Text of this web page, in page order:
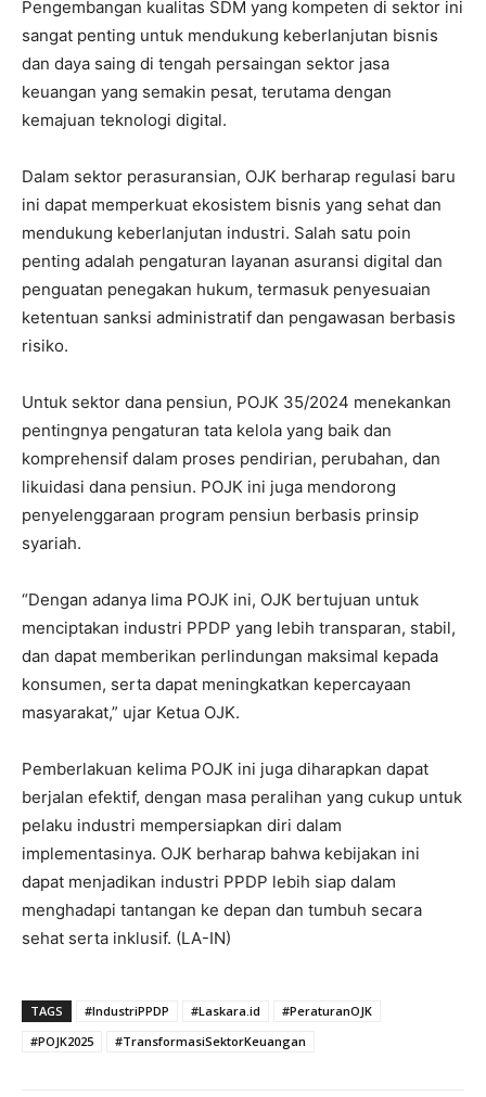
Pengembangan kualitas SDM yang kompeten di sektor ini
sangat penting untuk mendukung keberlanjutan bisnis
dan daya saing di tengah persaingan sektor jasa
keuangan yang semakin pesat, terutama dengan
kemajuan teknologi digital.
Dalam sektor perasuransian, OJK berharap regulasi baru
ini dapat memperkuat ekosistem bisnis yang sehat dan
mendukung keberlanjutan industri. Salah satu poin
penting adalah pengaturan layanan asuransi digital dan
penguatan penegakan hukum, termasuk penyesuaian
ketentuan sanksi administratif dan pengawasan berbasis
risiko.
Untuk sektor dana pensiun, POJK 35/2024 menekankan
pentingnya pengaturan tata kelola yang baik dan
komprehensif dalam proses pendirian, perubahan, dan
likuidasi dana pensiun. POJK ini juga mendorong
penyelenggaraan program pensiun berbasis prinsip
syariah.
“Dengan adanya lima POJK ini, OJK bertujuan untuk
menciptakan industri PPDP yang lebih transparan, stabil,
dan dapat memberikan perlindungan maksimal kepada
konsumen, serta dapat meningkatkan kepercayaan
masyarakat,” ujar Ketua OJK.
Pemberlakuan kelima POJK ini juga diharapkan dapat
berjalan efektif, dengan masa peralihan yang cukup untuk
pelaku industri mempersiapkan diri dalam
implementasinya. OJK berharap bahwa kebijakan ini
dapat menjadikan industri PPDP lebih siap dalam
menghadapi tantangan ke depan dan tumbuh secara
sehat serta inklusif. (LA-IN)
TAGS #IndustriPPDP #Laskara.id
#PeraturanOJK
#POJK2025
#TransformasiSektorKeuangan